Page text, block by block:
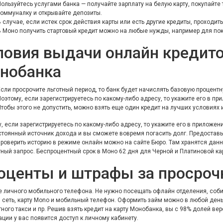
услугами банка — получайте зарплату на белую карту,
и открывайте депозиты.
случае, если истек срок действия карты или есть другие кредиты,
Моно получить стартовый кредит можно на любые нужды, например для
выдачи онлайн
просрочите льготный период, то банк будет начислять базовую
если зарегистрируетесь по какому-либо адресу, то укажите его в
этого не допустить, можно взять еще один кредит на лучших
если зарегистрируетесь по какому-либо адресу, то укажите его в
источник дохода и вы сможете вовремя погасить долг.
историю в режиме онлайн можно на сайте Бюро. Там хранятся
запрос. Беспроцентный срок в Моно 62 дня для Черной и Платиновой
и штрафы за
личного мобильного телефона. Не нужно посещать офлайн отделения,
карту Mono и мобильный телефон. Оформить займ можно в любой
такси и пр. Решив взять кредит на карту Монобанка, вы с 98% долей
у вас появится доступ к личному кабинету.